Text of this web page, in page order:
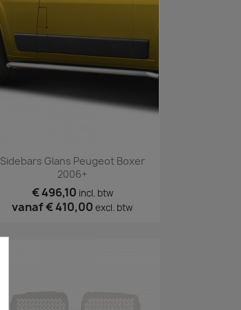
Snel bekijken
Sidebars Glans Peugeot Boxer
2006+
€ 496,10 incl. btw
vanaf€ 410,00 excl. btw